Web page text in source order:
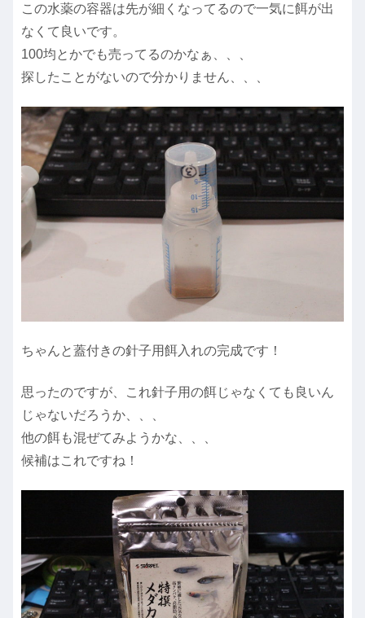
この水薬の容器は先が細くなってるので一気に餌が出
なくて良いです。
100均とかでも売ってるのかなぁ、、、
探したことがないので分かりません、、、
ちゃんと蓋付きの針子用餌入れの完成です！
思ったのですが、これ針子用の餌じゃなくても良いん
じゃないだろうか、、、
他の餌も混ぜてみようかな、、、
候補はこれですね！